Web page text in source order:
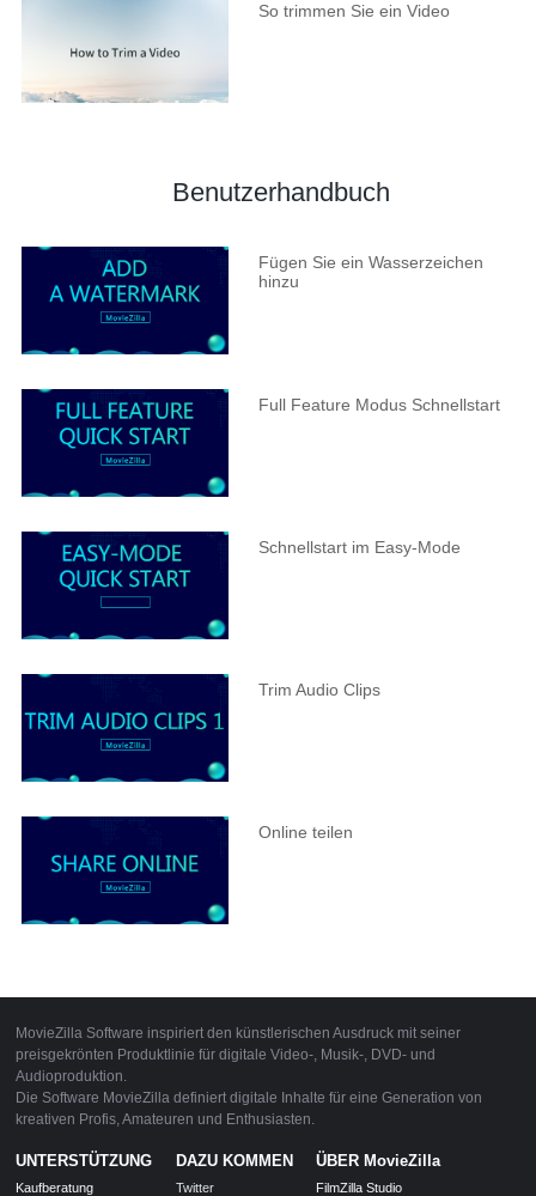
So trimmen Sie ein Video
Benutzerhandbuch
Fügen Sie ein Wasserzeichen
hinzu
Full Feature Modus Schnellstart
Schnellstart im Easy-Mode
Trim Audio Clips
Online teilen
MovieZilla Software inspiriert den künstlerischen Ausdruck mit seiner
preisgekrönten Produktlinie für digitale Video-, Musik-, DVD- und
Audioproduktion.
Die Software MovieZilla definiert digitale Inhalte für eine Generation von
kreativen Profis, Amateuren und Enthusiasten.
UNTERSTÜTZUNG
Kaufberatung
DAZU KOMMEN
Twitter
ÜBER MovieZilla
FilmZilla Studio